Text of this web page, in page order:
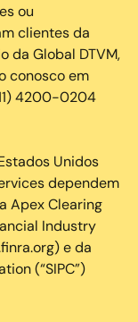
ou
clientes da
da Global DTVM,
conosco em
4200-0204
Unidos
dependem
Apex Clearing
Industry
e da
(“SIPC”)